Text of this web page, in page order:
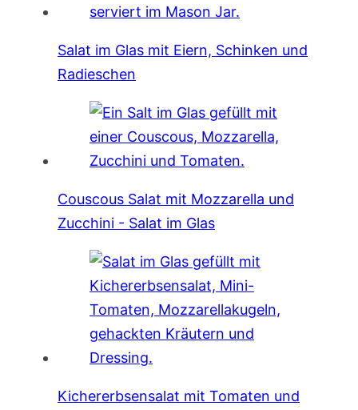
Salat im Glas mit Eiern, Schinken und
Radieschen
Couscous Salat mit Mozzarella und
Zucchini - Salat im Glas
Kichererbsensalat mit Tomaten und